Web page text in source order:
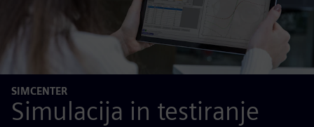
SIMCENTER
Simulacija in testiranje